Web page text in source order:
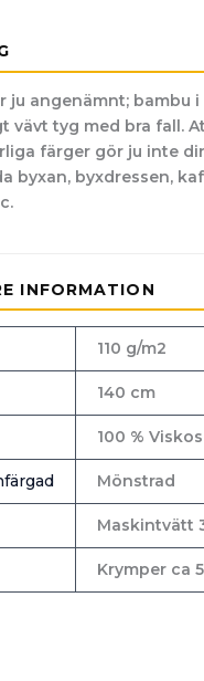
ju angenämnt; bambu
vävt tyg med bra fall.
färger gör ju inte
byxan, byxdressen,
INFORMATION
110 g/m2
140 cm
100 % Viskos
Mönstrad
Maskintvätt
Krymper ca